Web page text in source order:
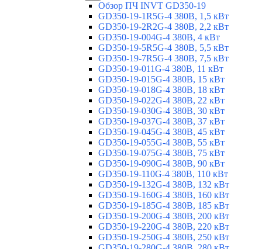
Обзор ПЧ INVT GD350-19
GD350-19-1R5G-4 380В, 1,5 кВт
GD350-19-2R2G-4 380В, 2,2 кВт
GD350-19-004G-4 380В, 4 кВт
GD350-19-5R5G-4 380В, 5,5 кВт
GD350-19-7R5G-4 380В, 7,5 кВт
GD350-19-011G-4 380В, 11 кВт
GD350-19-015G-4 380В, 15 кВт
GD350-19-018G-4 380В, 18 кВт
GD350-19-022G-4 380В, 22 кВт
GD350-19-030G-4 380В, 30 кВт
GD350-19-037G-4 380В, 37 кВт
GD350-19-045G-4 380В, 45 кВт
GD350-19-055G-4 380В, 55 кВт
GD350-19-075G-4 380В, 75 кВт
GD350-19-090G-4 380В, 90 кВт
GD350-19-110G-4 380В, 110 кВт
GD350-19-132G-4 380В, 132 кВт
GD350-19-160G-4 380В, 160 кВт
GD350-19-185G-4 380В, 185 кВт
GD350-19-200G-4 380В, 200 кВт
GD350-19-220G-4 380В, 220 кВт
GD350-19-250G-4 380В, 250 кВт